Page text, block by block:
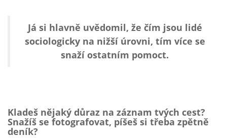
Já si hlavně uvědomil, že čím jsou lidé
sociologicky na nižší úrovni, tím více se
snaží ostatním pomoct.
Kladeš nějaký důraz na záznam tvých cest?
Snažíš se fotografovat, píšeš si třeba zpětně
deník?